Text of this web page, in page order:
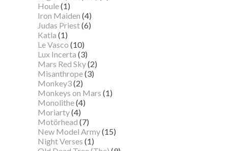
Houle(1)
Iron Maiden (4)
Judas Priest(6)
Katla (1)
Le Vasco (10)
Lux Incerta (3)
Mars Red Sky(2)
Misanthrope(3)
Monkey3(2)
Monkeys on Mars (1)
Monolithe(4)
Moriarty(4)
Motörhead (7)
New Model Army(15)
Night Verses (1)